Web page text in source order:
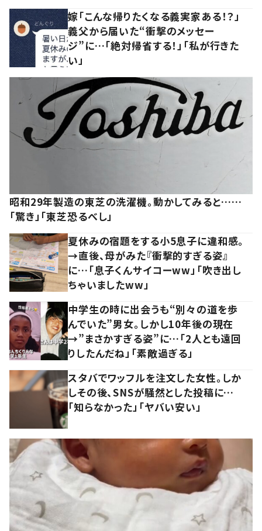
嫁「こんな帰りたくなる義実家ある！？」
義父から届いた“衝撃のメッセー
ジ”に…「絶対帰省する！」「私が行きた
い」
昭和29年製造の東芝の洗濯機。動かしてみると……
「驚き」「東芝恐るべし」
夏休みの宿題をする小5息子に違和感。
→直後、母がみた『衝撃的すぎる姿』
に…「息子くんサイコーww」「吹き出し
ちゃいましたww」
中学生の時に出会うも“別々の道を歩
んでいた”男女。しかし10年後の現在
→”まさかすぎる姿”に…「2人とも遠回
りしたんだね」「素敵過ぎる」
スタバでワッフルを注文した女性。しか
しその後、SNSが騒然とした投稿に…
「知らなかった」「ヤバい安い」